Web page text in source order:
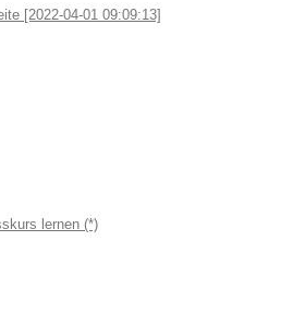
[2022-04-01 09:09:13]
lernen (*)